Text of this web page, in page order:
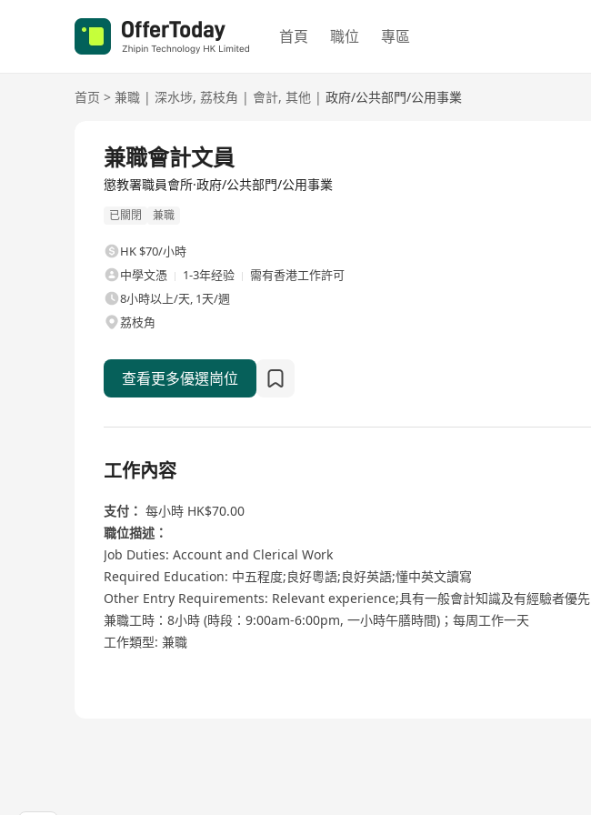
首頁 職位 專區
首页 > 兼職 | 深水埗, 荔枝角 | 會計, 其他 | 政府/公共部門/公用事業
兼職會計文員
懲教署職員會所·政府/公共部門/公用事業
已關閉 兼職
HK $70/小時
中學文憑
1-3年经验
需有香港工作許可
8小時以上/天, 1天/週
荔枝角
查看更多優選崗位
工作內容
支付： 每小時 HK$70.00
職位描述：
Job Duties: Account and Clerical Work
Required Education: 中五程度;良好粵語;良好英語;懂中英文讀寫
Other Entry Requirements: Relevant experience;具有一般會計知識及有經驗者優先
兼職工時：8小時 (時段：9:00am-6:00pm, 一小時午膳時間)；每周工作一天
工作類型: 兼職